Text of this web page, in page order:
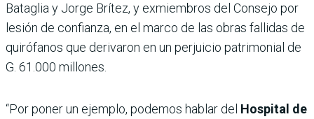
Bataglia y Jorge Brítez, y exmiembros del Consejo por
lesión de confianza, en el marco de las obras fallidas de
quirófanos que derivaron en un perjuicio patrimonial de
G. 61.000 millones.
“Por poner un ejemplo, podemos hablar del Hospital de